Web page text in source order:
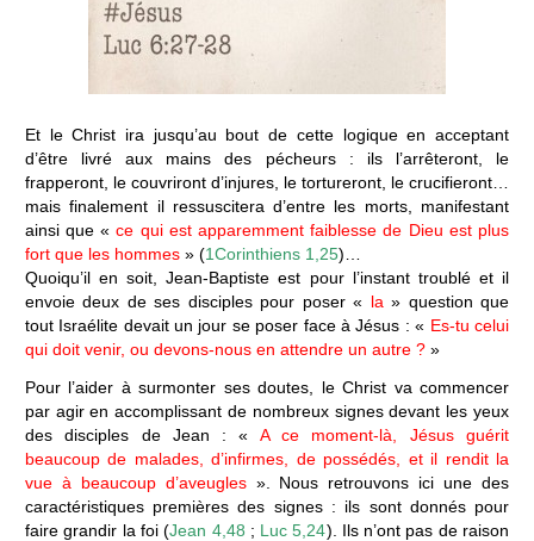
Et le Christ ira jusqu’au bout de cette logique en acceptant
d’être livré aux mains des pécheurs : ils l’arrêteront, le
frapperont, le couvriront d’injures, le tortureront, le crucifieront…
mais finalement il ressuscitera d’entre les morts, manifestant
ainsi que «ce qui est apparemment faiblesse de Dieu est plus
fort que les hommes» (1Corinthiens 1,25)…
Quoiqu’il en soit, Jean-Baptiste est pour l’instant troublé et il
envoie deux de ses disciples pour poser « la » question que
tout Israélite devait un jour se poser face à Jésus : « Es-tu celui
qui doit venir, ou devons-nous en attendre un autre ?»
Pour l’aider à surmonter ses doutes, le Christ va commencer
par agir en accomplissant de nombreux signes devant les yeux
des disciples de Jean : « A ce moment-là, Jésus guérit
beaucoup de malades, d’infirmes, de possédés, et il rendit la
vue à beaucoup d’aveugles». Nous retrouvons ici une des
caractéristiques premières des signes : ils sont donnés pour
faire grandir la foi (Jean 4,48 ; Luc 5,24). Ils n’ont pas de raison